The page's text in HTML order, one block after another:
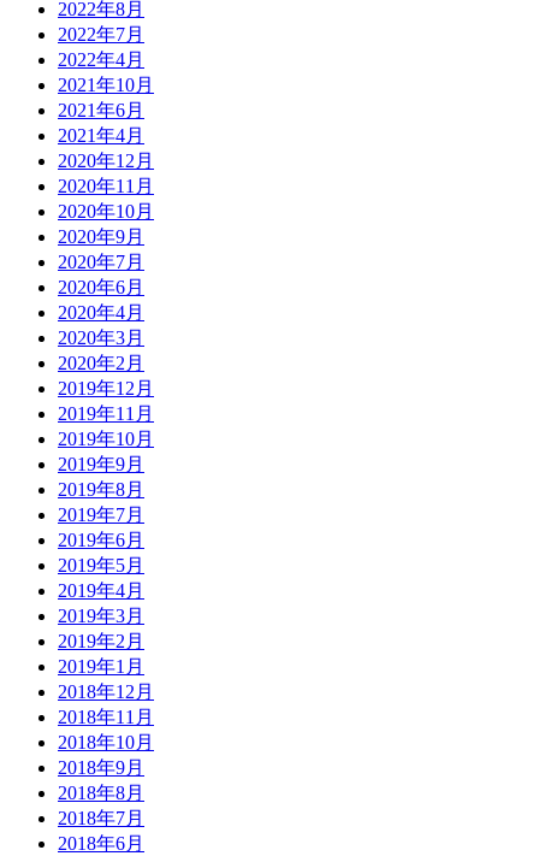
2022年8月
2022年7月
2022年4月
2021年10月
2021年6月
2021年4月
2020年12月
2020年11月
2020年10月
2020年9月
2020年7月
2020年6月
2020年4月
2020年3月
2020年2月
2019年12月
2019年11月
2019年10月
2019年9月
2019年8月
2019年7月
2019年6月
2019年5月
2019年4月
2019年3月
2019年2月
2019年1月
2018年12月
2018年11月
2018年10月
2018年9月
2018年8月
2018年7月
2018年6月